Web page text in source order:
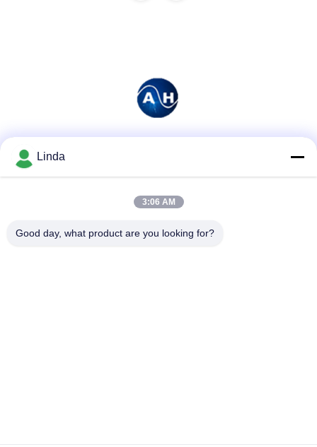
Linda
3:06 AM
Good day, what product are you looking for?